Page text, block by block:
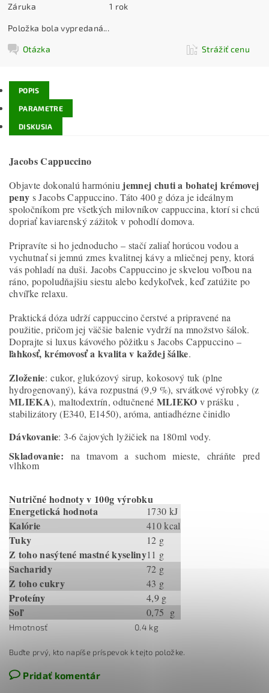
Záruka 1 rok
Položka bola vypredaná...
Otázka Strážiť cenu
POPIS
PARAMETRE
DISKUSIA
Jacobs Cappuccino
Objavte dokonalú harmóniu jemnej chuti a bohatej krémovej
peny s Jacobs Cappuccino. Táto 400 g dóza je ideálnym
spoločníkom pre všetkých milovníkov cappuccina, ktorí si chcú
dopriať kaviarenský zážitok v pohodlí domova.
Pripravíte si ho jednoducho – stačí zaliať horúcou vodou a
vychutnať si jemnú zmes kvalitnej kávy a mliečnej peny, ktorá
vás pohladí na duši. Jacobs Cappuccino je skvelou voľbou na
ráno, popoludňajšiu siestu alebo kedykoľvek, keď zatúžite po
chvíľke relaxu.
Praktická dóza udrží cappuccino čerstvé a pripravené na
použitie, pričom jej väčšie balenie vydrží na množstvo šálok.
Doprajte si luxus kávového pôžitku s Jacobs Cappuccino –
ľahkosť, krémovosť a kvalita v každej šálke.
Zloženie: cukor, glukózový sirup, kokosový tuk (plne
hydrogenovaný), káva rozpustná (9,9 %), srvátkové výrobky (z
MLIEKA), maltodextrín, odtučnené MLIEKO v prášku ,
stabilizátory (E340, E1450), aróma, antiadhézne činidlo
Dávkovanie: 3-6 čajových lyžičiek na 180ml vody.
Skladovanie: na tmavom a suchom mieste, chráňte pred
vlhkom
Nutričné hodnoty v 100g výrobku
Energetická hodnota
1730 kJ
Kalórie 410 kcal
Tuky 12 g
Z toho nasýtené mastné kyseliny11 g
Sacharidy 72 g
Z toho cukry 43 g
Proteíny 4,9 g
Soľ 0,75 g
Hmotnosť 0.4 kg
Buďte prvý, kto napíše príspevok k tejto položke.
Pridať komentár